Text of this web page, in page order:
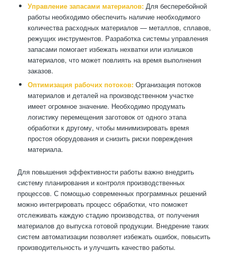
Управление запасами материалов:Для бесперебойной
работы необходимо обеспечить наличие необходимого
количества расходных материалов — металлов, сплавов,
режущих инструментов. Разработка системы управления
запасами помогает избежать нехватки или излишков
материалов, что может повлиять на время выполнения
заказов.
Оптимизация рабочих потоков:Организация потоков
материалов и деталей на производственном участке
имеет огромное значение. Необходимо продумать
логистику перемещения заготовок от одного этапа
обработки к другому, чтобы минимизировать время
простоя оборудования и снизить риски повреждения
материала.
Для повышения эффективности работы важно внедрить
систему планирования и контроля производственных
процессов. С помощью современных программных решений
можно интегрировать процесс обработки, что поможет
отслеживать каждую стадию производства, от получения
материалов до выпуска готовой продукции. Внедрение таких
систем автоматизации позволяет избежать ошибок, повысить
производительность и улучшить качество работы.